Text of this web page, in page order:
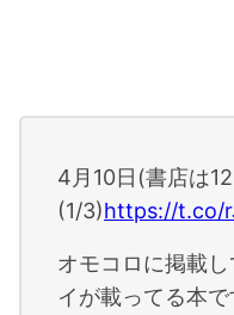
4月10日(書店は
(1/3)https://t.co/
オモコロに掲載
イが載ってる本で